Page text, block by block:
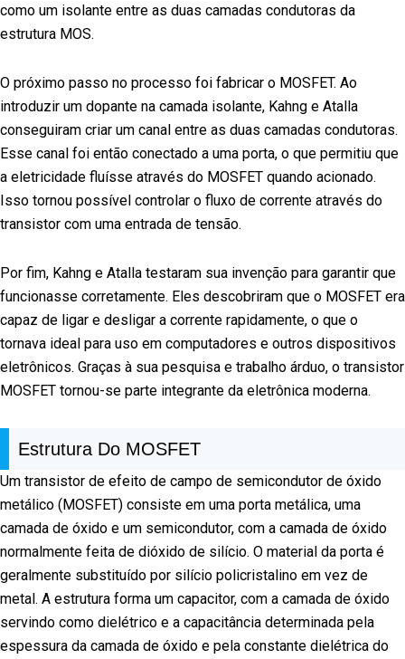
como um isolante entre as duas camadas condutoras da
estrutura MOS.
O próximo passo no processo foi fabricar o MOSFET. Ao
introduzir um dopante na camada isolante, Kahng e Atalla
conseguiram criar um canal entre as duas camadas condutoras.
Esse canal foi então conectado a uma porta, o que permitiu que
a eletricidade fluísse através do MOSFET quando acionado.
Isso tornou possível controlar o fluxo de corrente através do
transistor com uma entrada de tensão.
Por fim, Kahng e Atalla testaram sua invenção para garantir que
funcionasse corretamente. Eles descobriram que o MOSFET era
capaz de ligar e desligar a corrente rapidamente, o que o
tornava ideal para uso em computadores e outros dispositivos
eletrônicos. Graças à sua pesquisa e trabalho árduo, o transistor
MOSFET tornou-se parte integrante da eletrônica moderna.
Estrutura Do MOSFET
Um transistor de efeito de campo de semicondutor de óxido
metálico (MOSFET) consiste em uma porta metálica, uma
camada de óxido e um semicondutor, com a camada de óxido
normalmente feita de dióxido de silício. O material da porta é
geralmente substituído por silício policristalino em vez de
metal. A estrutura forma um capacitor, com a camada de óxido
servindo como dielétrico e a capacitância determinada pela
espessura da camada de óxido e pela constante dielétrica do